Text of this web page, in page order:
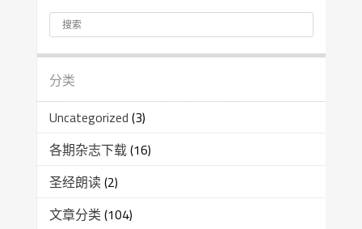
分类
Uncategorized (3)
各期杂志下载(16)
圣经朗读(2)
文章分类 (104)